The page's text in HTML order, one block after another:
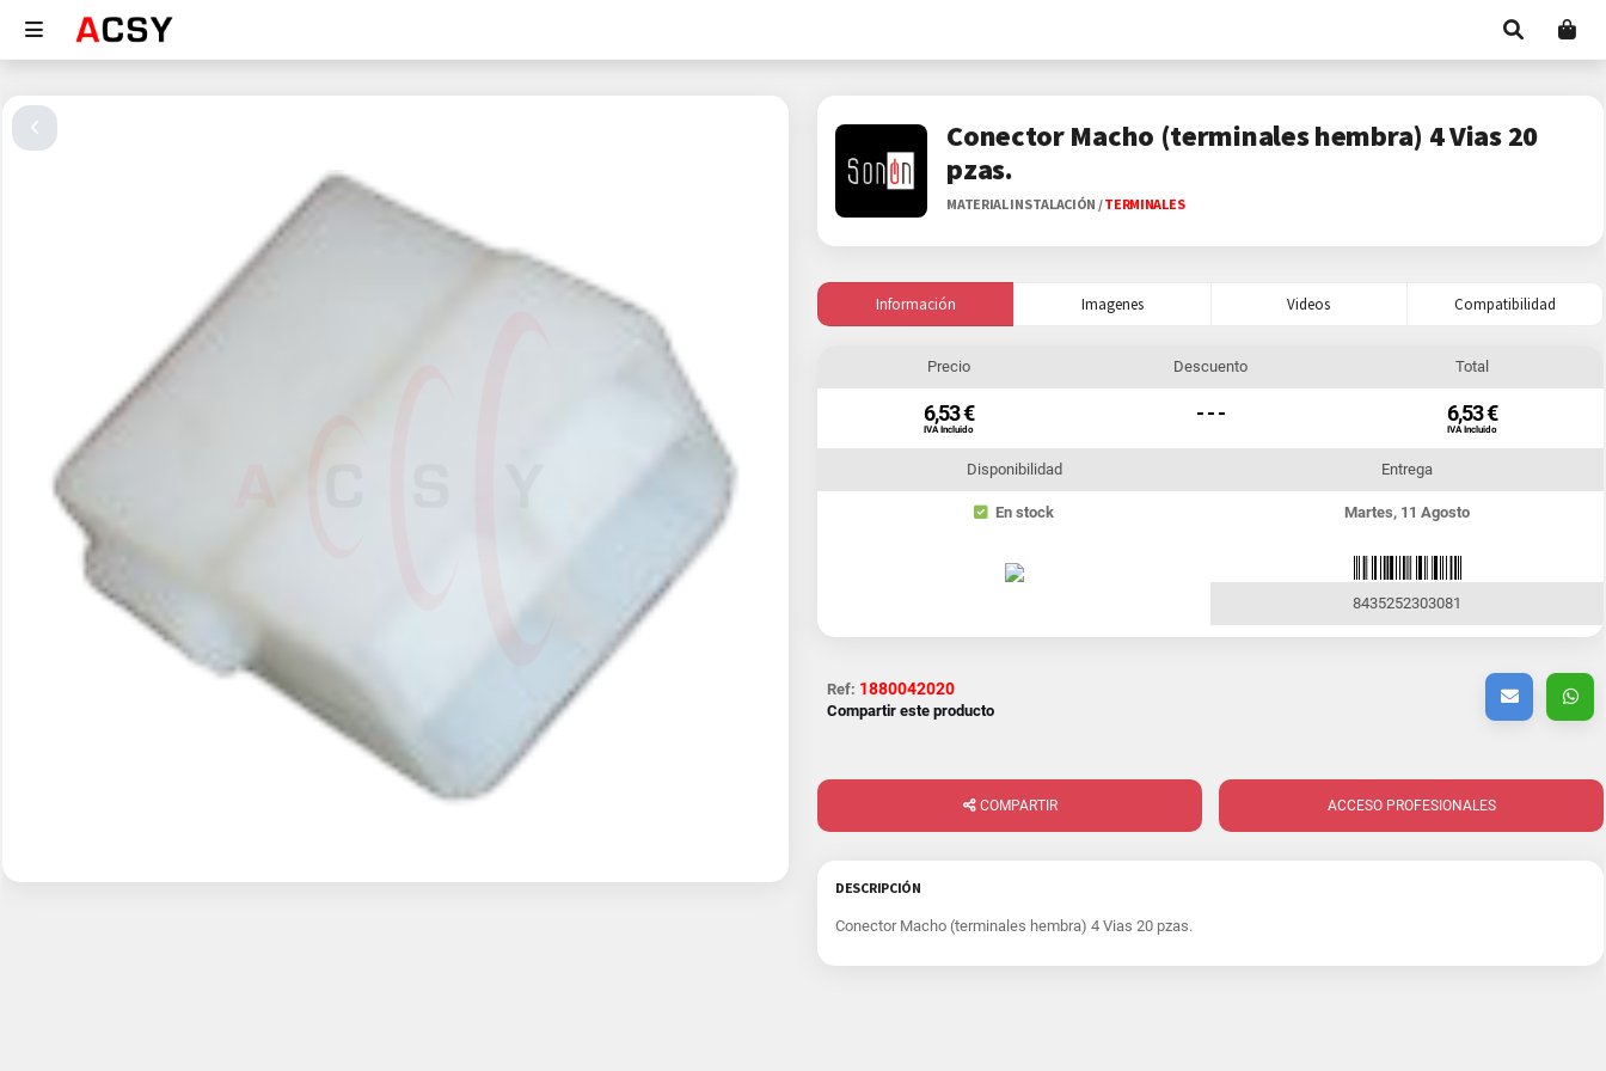
Conector Macho (terminales hembra) 4 Vias 20
pzas.
MATERIAL INSTALACIÓN /TERMINALES
Información Imagenes Videos Compatibilidad
Precio
6,53 €
IVA Incluido
Descuento
- - -
Total
6,53 €
IVA Incluido
Disponibilidad
En stock
Entrega
Martes, 11 Agosto
8435252303081
Ref: 1880042020
Compartir este producto
COMPARTIR ACCESO PROFESIONALES
DESCRIPCIÓN
Conector Macho (terminales hembra) 4 Vias 20 pzas.